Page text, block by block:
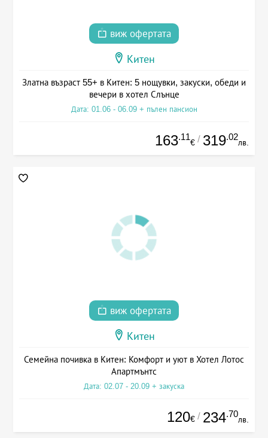
виж офертата
Китен
Златна възраст 55+ в Китен: 5 нощувки, закуски, обеди и
вечери в хотел Слънце
Дата: 01.06 - 06.09 + пълен пансион
163.11
€ / 319.02
лв.
виж офертата
Китен
Семейна почивка в Китен: Комфорт и уют в Хотел Лотос
Апартмънтс
Дата: 02.07 - 20.09 + закуска
120€ / 234.70
лв.